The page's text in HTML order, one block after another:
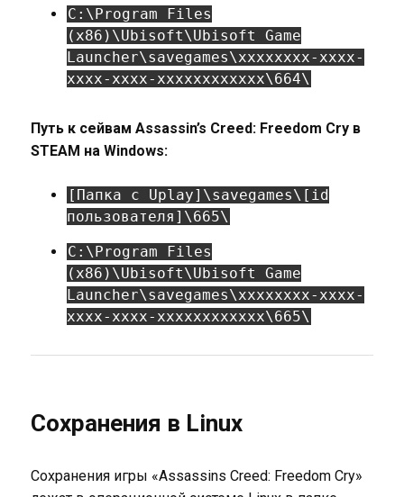
C:\Program Files
(x86)\Ubisoft\Ubisoft Game
Launcher\savegames\xxxxxxxx-xxxx-
xxxx-xxxx-xxxxxxxxxxxx\664\
Путь к сейвам Assassin’s Creed: Freedom Cry в
STEAM на Windows:
[Папка с Uplay]\savegames\[id
пользователя]\665\
C:\Program Files
(x86)\Ubisoft\Ubisoft Game
Launcher\savegames\xxxxxxxx-xxxx-
xxxx-xxxx-xxxxxxxxxxxx\665\
Сохранения в Linux
Сохранения игры «Assassins Creed: Freedom Cry»